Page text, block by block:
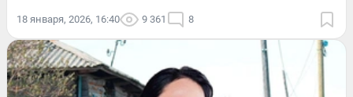
18 января, 2026, 16:40 9 361 8